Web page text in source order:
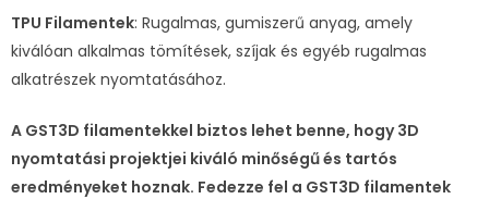
TPU Filamentek: Rugalmas, gumiszerű anyag, amely
kiválóan alkalmas tömítések, szíjak és egyéb rugalmas
alkatrészek nyomtatásához.
A GST3D filamentekkel biztos lehet benne, hogy 3D
nyomtatási projektjei kiváló minőségű és tartós
eredményeket hoznak. Fedezze fel a GST3D filamentek